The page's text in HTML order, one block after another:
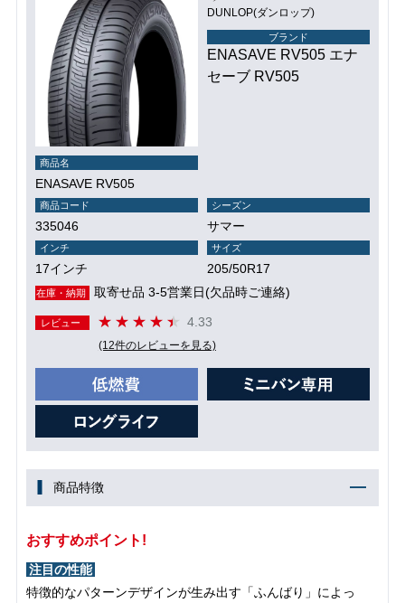
DUNLOP(ダンロップ)
ブランド
ENASAVE RV505 エナ
セーブ RV505
商品名
ENASAVE RV505
商品コード
335046
シーズン
サマー
インチ
17インチ
サイズ
205/50R17
在庫・納期 取寄せ品 3-5営業日(欠品時ご連絡)
レビュー 4.33
(12件のレビューを見る)
商品特徴
おすすめポイント!
注目の性能
特徴的なパターンデザインが生み出す「ふんばり」によっ